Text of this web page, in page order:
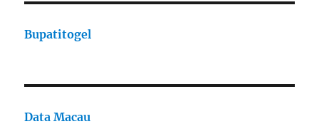
Bupatitogel
Data Macau